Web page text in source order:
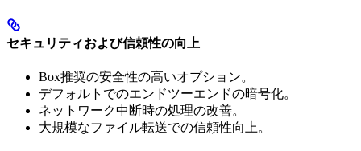
セキュリティおよび信頼性の向上
Box推奨の安全性の高いオプション。
デフォルトでのエンドツーエンドの暗号化。
ネットワーク中断時の処理の改善。
大規模なファイル転送での信頼性向上。